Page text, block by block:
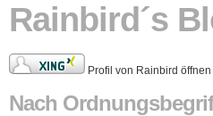
Rainbird´s
Profil von Rainbird öffnen
Nach